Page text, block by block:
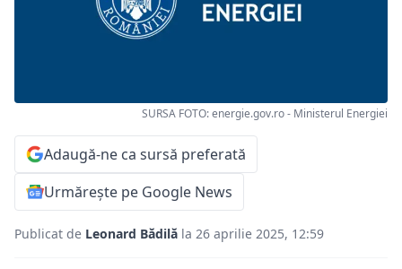
SURSA FOTO: energie.gov.ro - Ministerul Energiei
Adaugă-ne ca sursă preferată
Urmărește pe Google News
Publicat de Leonard Bădilă la 26 aprilie 2025, 12:59